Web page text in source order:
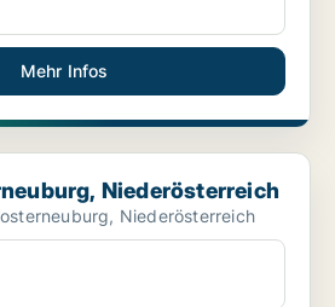
Mehr Infos
Niederösterreich
Niederösterreich
Niederösterreich